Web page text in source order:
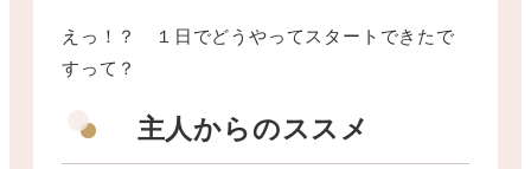
えっ！？ １日でどうやってスタートできたで
すって？
主人からのススメ